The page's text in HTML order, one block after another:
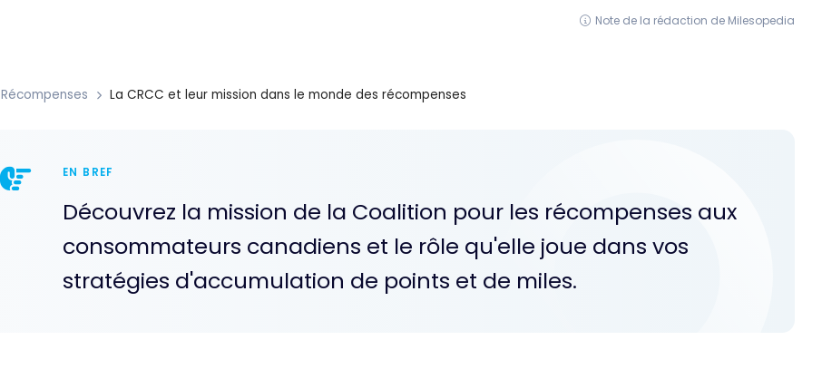
Note de la rédaction de Milesopedia
Récompenses La CRCC et leur mission dans le monde des récompenses
EN BREF
Découvrez la mission de la Coalition pour les récompenses aux
consommateurs canadiens et le rôle qu'elle joue dans vos
stratégies d'accumulation de points et de miles.